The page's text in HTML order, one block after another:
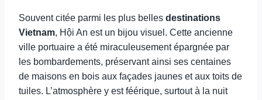
Souvent citée parmi les plus belles destinations
Vietnam, Hội An est un bijou visuel. Cette ancienne
ville portuaire a été miraculeusement épargnée par
les bombardements, préservant ainsi ses centaines
de maisons en bois aux façades jaunes et aux toits de
tuiles. L’atmosphère y est féérique, surtout à la nuit